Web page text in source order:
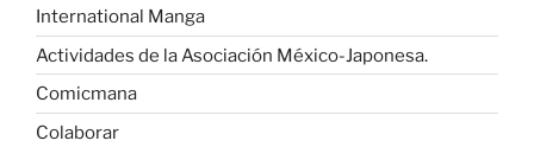
International Manga
Actividades de la Asociación México-Japonesa.
Comicmana
Colaborar